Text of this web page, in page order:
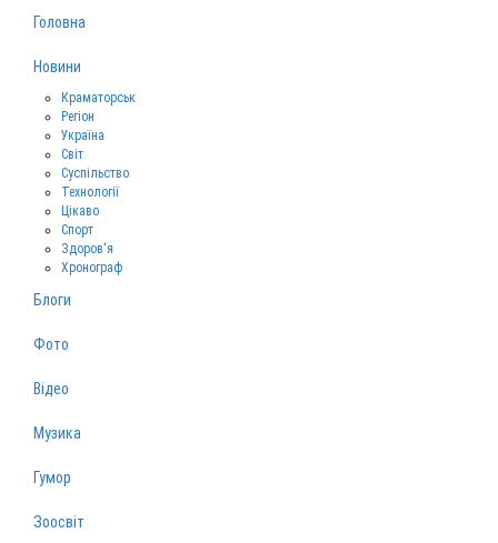
Головна
Новини
Краматорськ
Регіон
Україна
Світ
Суспільство
Технології
Цікаво
Спорт
Здоров‘я
Хронограф
Блоги
Фото
Відео
Музика
Гумор
Зоосвіт